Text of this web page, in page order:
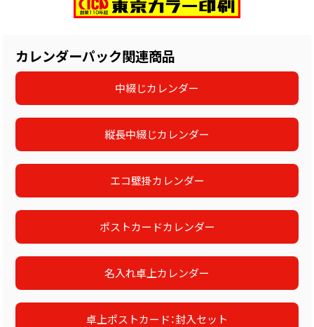
カレンダーパック関連商品
中綴じカレンダー
縦長中綴じカレンダー
エコ壁掛カレンダー
ポストカードカレンダー
名入れ卓上カレンダー
卓上ポストカード：封入セット